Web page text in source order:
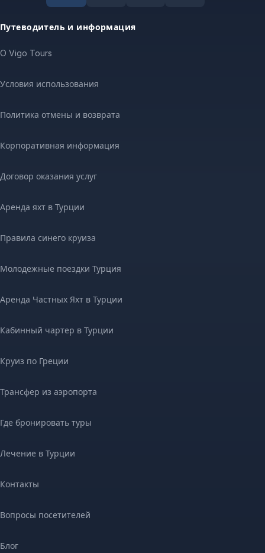
Путеводитель и информация
O Vigo Tours
Условия использования
Политика отмены и возврата
Корпоративная информация
Договор оказания услуг
Аренда яхт в Турции
Правила синего круиза
Молодежные поездки Турция
Аренда Частных Яхт в Турции
Кабинный чартер в Турции
Круиз по Греции
Трансфер из аэропорта
Где бронировать туры
Лечение в Турции
Контакты
Вопросы посетителей
Блог